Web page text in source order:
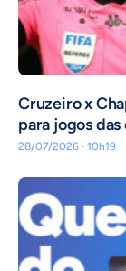
Cruzeiro x
para jogos
28/07/2026 · 10h19